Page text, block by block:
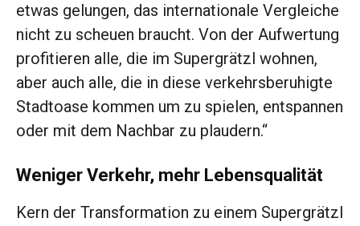
etwas gelungen, das internationale Vergleiche
nicht zu scheuen braucht. Von der Aufwertung
profitieren alle, die im Supergrätzl wohnen,
aber auch alle, die in diese verkehrsberuhigte
Stadtoase kommen um zu spielen, entspannen
oder mit dem Nachbar zu plaudern.“
Weniger Verkehr, mehr Lebensqualität
Kern der Transformation zu einem Supergrätzl